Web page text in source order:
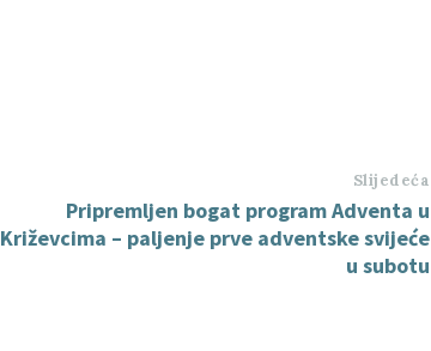
Slijedeća
Pripremljen bogat program Adventa u
Križevcima – paljenje prve adventske svijeće
u subotu